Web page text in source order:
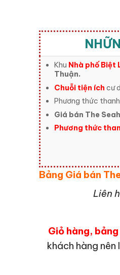
Khu Nhà phố Biệt
Thuận.
Chuỗi tiện ích cư
Phương thức
Giá bán The
Phương thức
Bảng Giá bán
Liên
Giỏ hàng,
khách hàng nên